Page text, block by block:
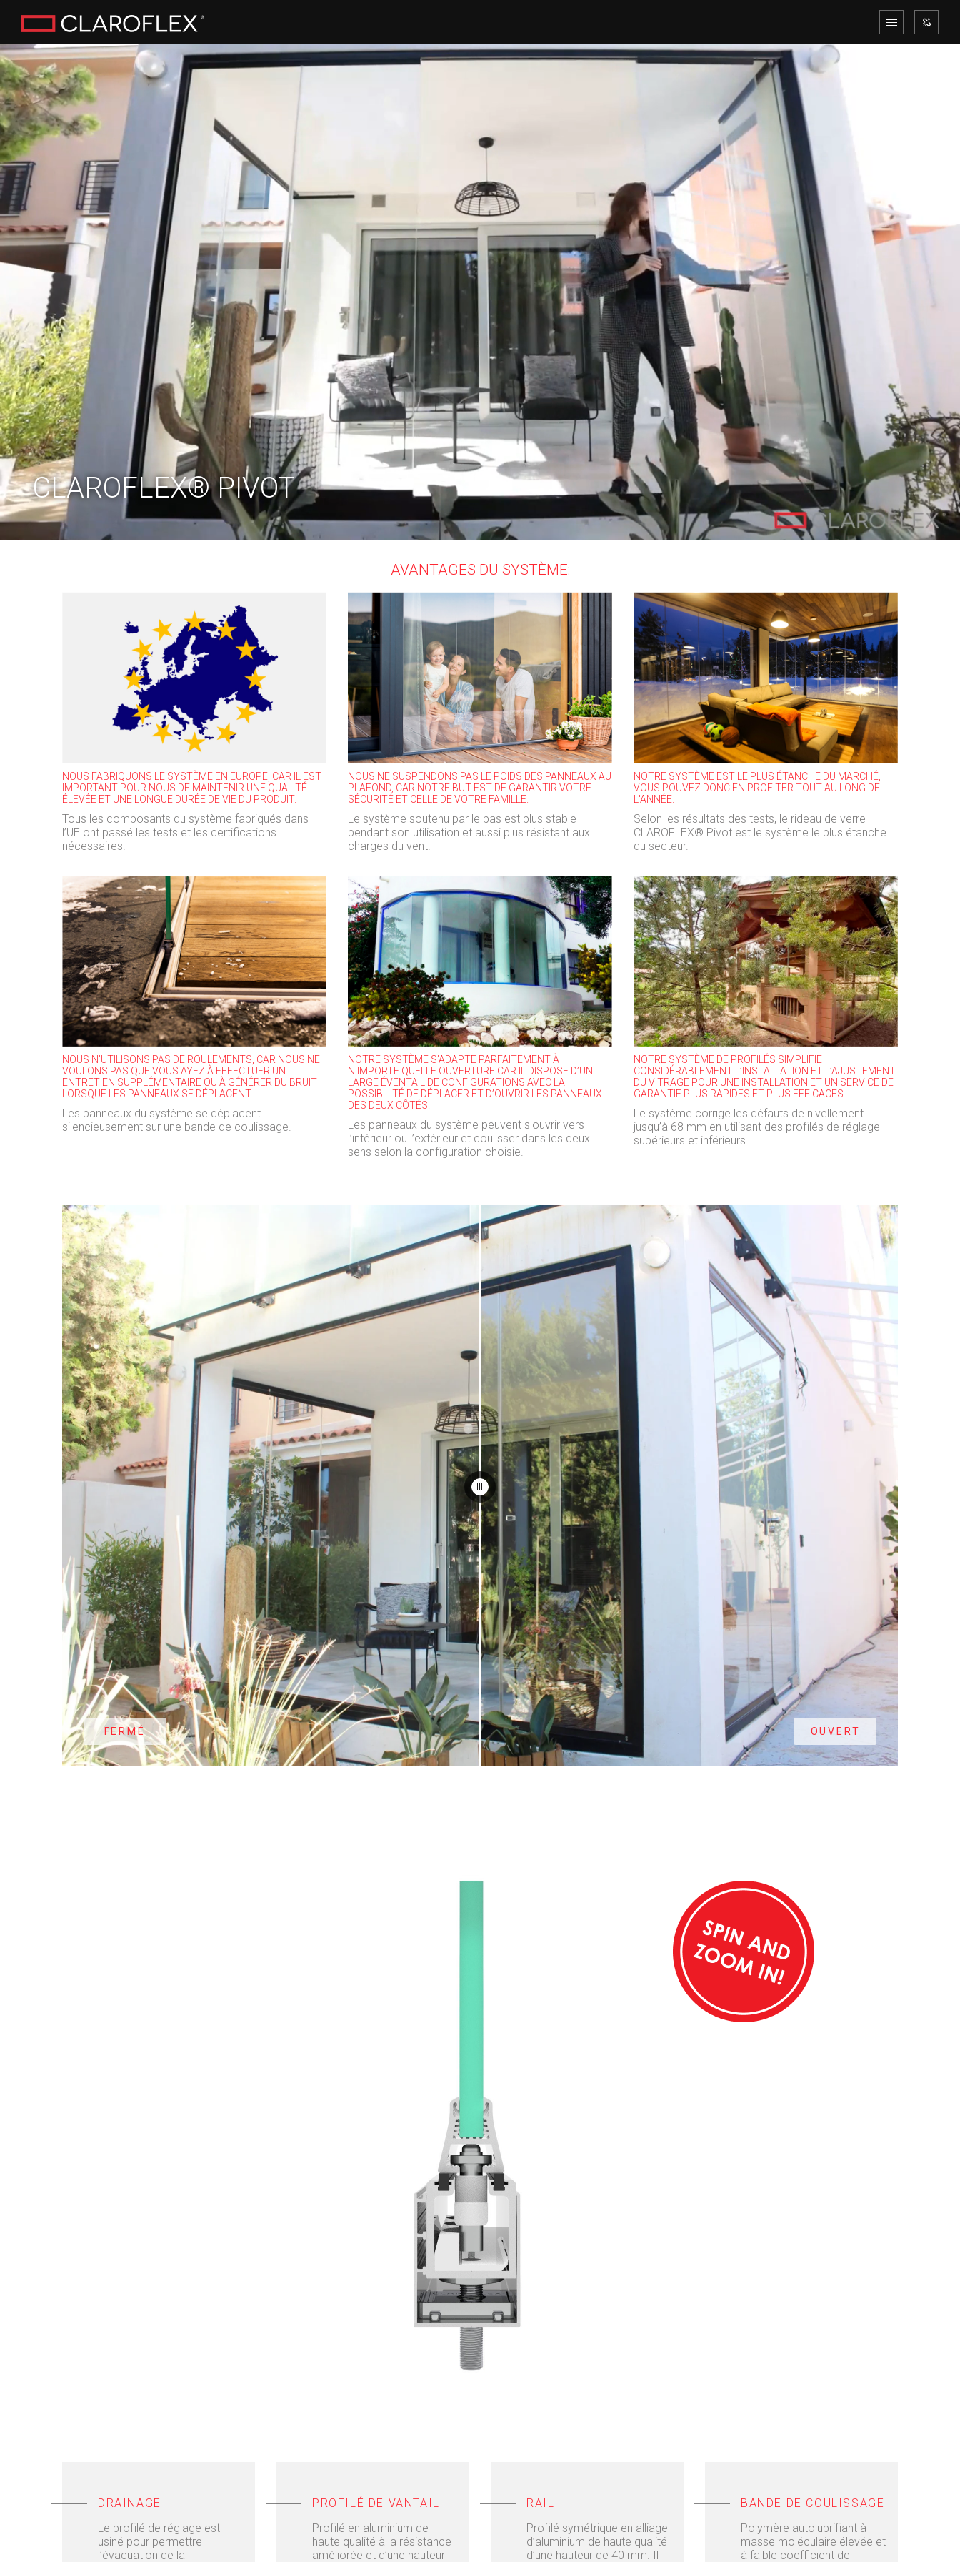
CLAROFLEX® PIVOT
AVANTAGES DU SYSTÈME:
NOUS FABRIQUONS LE SYSTÈME EN EUROPE, CAR IL EST
IMPORTANT POUR NOUS DE MAINTENIR UNE QUALITÉ
ÉLEVÉE ET UNE LONGUE DURÉE DE VIE DU PRODUIT.
Tous les composants du système fabriqués dans
l’UE ont passé les tests et les certifications
nécessaires.
NOUS NE SUSPENDONS PAS LE POIDS DES PANNEAUX AU
PLAFOND, CAR NOTRE BUT EST DE GARANTIR VOTRE
SÉCURITÉ ET CELLE DE VOTRE FAMILLE.
Le système soutenu par le bas est plus stable
pendant son utilisation et aussi plus résistant aux
charges du vent.
NOTRE SYSTÈME EST LE PLUS ÉTANCHE DU MARCHÉ,
VOUS POUVEZ DONC EN PROFITER TOUT AU LONG DE
L'ANNÉE.
Selon les résultats des tests, le rideau de verre
CLAROFLEX® Pivot est le système le plus étanche
du secteur.
NOUS N’UTILISONS PAS DE ROULEMENTS, CAR NOUS NE
VOULONS PAS QUE VOUS AYEZ À EFFECTUER UN
ENTRETIEN SUPPLÉMENTAIRE OU À GÉNÉRER DU BRUIT
LORSQUE LES PANNEAUX SE DÉPLACENT.
Les panneaux du système se déplacent
silencieusement sur une bande de coulissage.
NOTRE SYSTÈME S’ADAPTE PARFAITEMENT À
N'IMPORTE QUELLE OUVERTURE CAR IL DISPOSE D’UN
LARGE ÉVENTAIL DE CONFIGURATIONS AVEC LA
POSSIBILITÉ DE DÉPLACER ET D’OUVRIR LES PANNEAUX
DES DEUX CÔTÉS.
Les panneaux du système peuvent s'ouvrir vers
l’intérieur ou l’extérieur et coulisser dans les deux
sens selon la configuration choisie.
NOTRE SYSTÈME DE PROFILÉS SIMPLIFIE
CONSIDÉRABLEMENT L’INSTALLATION ET L’AJUSTEMENT
DU VITRAGE POUR UNE INSTALLATION ET UN SERVICE DE
GARANTIE PLUS RAPIDES ET PLUS EFFICACES.
Le système corrige les défauts de nivellement
jusqu’à 68 mm en utilisant des profilés de réglage
supérieurs et inférieurs.
FERMÉ OUVERT
DRAINAGE
Le profilé de réglage est
usiné pour permettre
l’évacuation de la
PROFILÉ DE VANTAIL
Profilé en aluminium de
haute qualité à la résistance
améliorée et d’une hauteur
RAIL
Profilé symétrique en alliage
d’aluminium de haute qualité
d’une hauteur de 40 mm. Il
BANDE DE COULISSAGE
Polymère autolubrifiant à
masse moléculaire élevée et
à faible coefficient de